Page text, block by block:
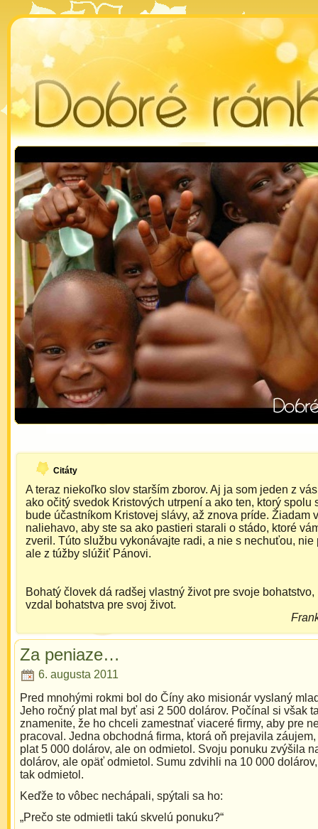
Citáty
A teraz niekoľko slov starším zborov. Aj ja som jeden z
ako očitý svedok Kristových utrpení a ako ten, ktorý spolu
bude účastníkom Kristovej slávy, až znova príde. Žiadam
naliehavo, aby ste sa ako pastieri starali o stádo, ktoré
zveril. Túto službu vykonávajte radi, a nie s nechuťou, nie
ale z túžby slúžiť Pánovi.
Bohatý človek dá radšej vlastný život pre svoje bohatstvo,
vzdal bohatstva pre svoj život.
Za peniaze…
6. augusta 2011
Pred mnohými rokmi bol do Číny ako misionár vyslaný
Jeho ročný plat mal byť asi 2 500 dolárov. Počínal si však
znamenite, že ho chceli zamestnať viaceré firmy, aby pre
pracoval. Jedna obchodná firma, ktorá oň prejavila
plat 5 000 dolárov, ale on odmietol. Svoju ponuku zvýšila
dolárov, ale opäť odmietol. Sumu zdvihli na 10 000
tak odmietol.
Keďže to vôbec nechápali, spýtali sa ho:
„Prečo ste odmietli takú skvelú ponuku?“